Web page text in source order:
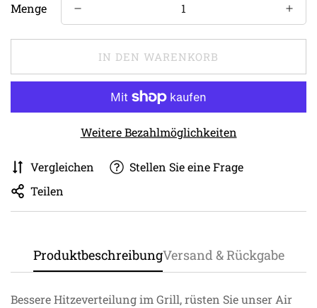
Menge
IN DEN WARENKORB
Weitere Bezahlmöglichkeiten
Vergleichen
Stellen Sie eine Frage
Teilen
ProduktbeschreibungVersand & Rückgabe
Bessere Hitzeverteilung im Grill, rüsten Sie unser Air